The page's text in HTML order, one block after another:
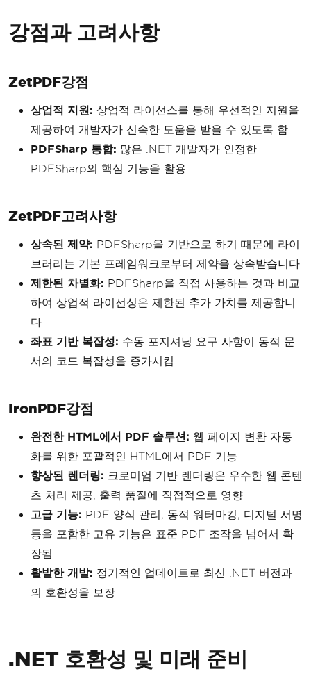
강점과 고려사항
ZetPDF강점
상업적 지원: 상업적 라이선스를 통해 우선적인 지원을
제공하여 개발자가 신속한 도움을 받을 수 있도록 함
PDFSharp 통합: 많은 .NET 개발자가 인정한
PDFSharp의 핵심 기능을 활용
ZetPDF고려사항
상속된 제약: PDFSharp을 기반으로 하기 때문에 라이
브러리는 기본 프레임워크로부터 제약을 상속받습니다
제한된 차별화: PDFSharp을 직접 사용하는 것과 비교
하여 상업적 라이선싱은 제한된 추가 가치를 제공합니
다
좌표 기반 복잡성: 수동 포지셔닝 요구 사항이 동적 문
서의 코드 복잡성을 증가시킴
IronPDF강점
완전한 HTML에서 PDF 솔루션: 웹 페이지 변환 자동
화를 위한 포괄적인 HTML에서 PDF 기능
향상된 렌더링: 크로미엄 기반 렌더링은 우수한 웹 콘텐
츠 처리 제공, 출력 품질에 직접적으로 영향
고급 기능: PDF 양식 관리, 동적 워터마킹, 디지털 서명
등을 포함한 고유 기능은 표준 PDF 조작을 넘어서 확
장됨
활발한 개발: 정기적인 업데이트로 최신 .NET 버전과
의 호환성을 보장
.NET 호환성 및 미래 준비